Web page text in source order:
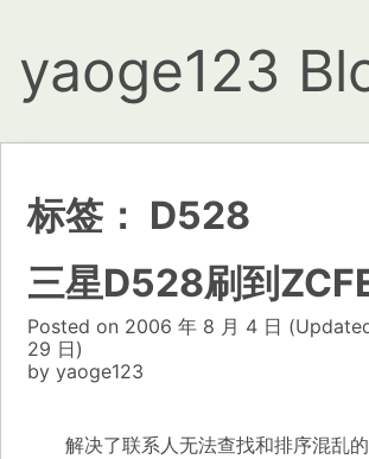
yaoge123
标签： D528
三星D528刷到
Posted on 2006 年 8 月 4 日
29 日)
by yaoge123
解决了联系人无法查找和排序混乱的